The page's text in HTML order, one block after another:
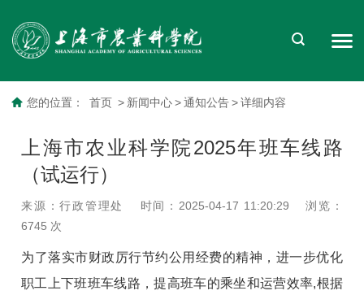
您的位置： 首页 > 新闻中心 > 通知公告 > 详细内容
上海市农业科学院2025年班车线路
（试运行）
来源：行政管理处 时间：2025-04-17 11:20:29
浏览：
6745 次
为了落实市财政厉行节约公用经费的精神，进一步优化
职工上下班班车线路，提高班车的乘坐和运营效率,根据